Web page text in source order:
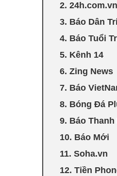
2. 24h.com.vn
3. Báo Dân
4. Báo Tuổi
5. Kênh 14
6. Zing News
7. Báo
8. Bóng Đá
9. Báo Thanh
10. Báo Mới
11. Soha.vn
12. Tiền